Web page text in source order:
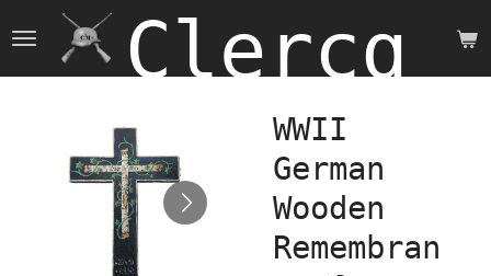
to
main
Clercq
WWII
German
Wooden
Remembran